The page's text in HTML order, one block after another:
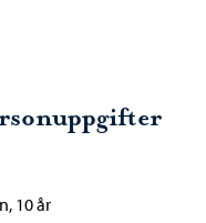
10 år